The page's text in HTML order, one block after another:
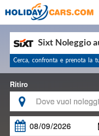
Sixt Noleggio
Cerca, confronta e prenota la
Ritiro
